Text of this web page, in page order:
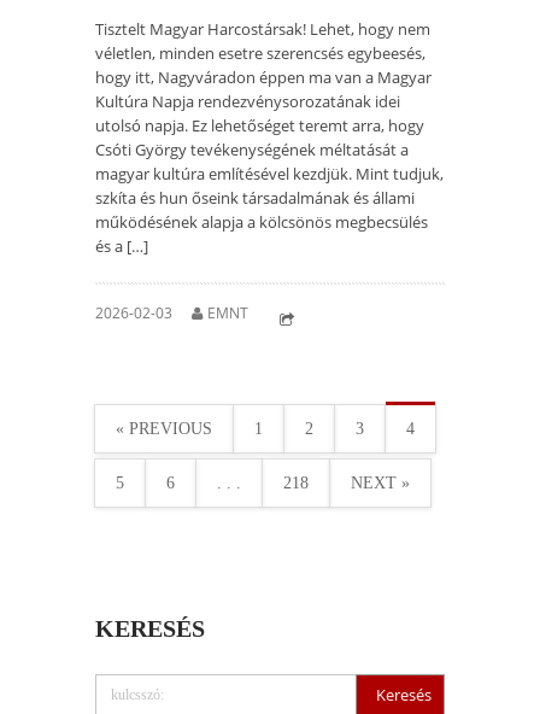
Tisztelt Magyar Harcostársak! Lehet, hogy nem
véletlen, minden esetre szerencsés egybeesés,
hogy itt, Nagyváradon éppen ma van a Magyar
Kultúra Napja rendezvénysorozatának idei
utolsó napja. Ez lehetőséget teremt arra, hogy
Csóti György tevékenységének méltatását a
magyar kultúra említésével kezdjük. Mint tudjuk,
szkíta és hun őseink társadalmának és állami
működésének alapja a kölcsönös megbecsülés
és a […]
2026-02-03 EMNT
« PREVIOUS 1 2 3 4
5 6 218 NEXT »
KERESÉS